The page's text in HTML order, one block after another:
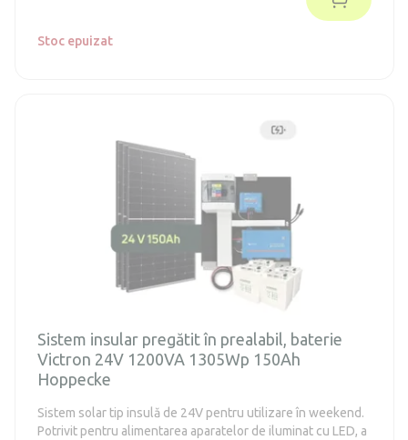
Stoc epuizat
Sistem insular pregătit în prealabil, baterie
Victron 24V 1200VA 1305Wp 150Ah
Hoppecke
Sistem solar tip insulă de 24V pentru utilizare în weekend.
Potrivit pentru alimentarea aparatelor de iluminat cu LED, a